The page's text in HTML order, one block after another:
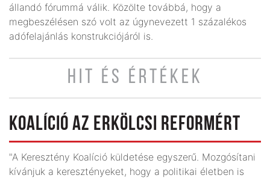
állandó fórummá válik. Közölte továbbá, hogy a
megbeszélésen szó volt az úgynevezett 1 százalékos
adófelajánlás konstrukciójáról is.
HIT ÉS ÉRTÉKEK
KOALÍCIÓ AZ ERKÖLCSI REFORMÉRT
"A Keresztény Koalíció küldetése egyszerű. Mozgósítani
kívánjuk a keresztényeket, hogy a politikai életben is